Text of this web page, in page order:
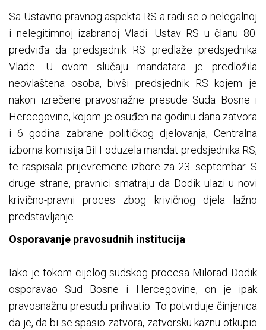
Sa Ustavno-pravnog aspekta RS-a radi se o nelegalnoj
i nelegitimnoj izabranoj Vladi. Ustav RS u članu 80.
predviđa da predsjednik RS predlaže predsjednika
Vlade. U ovom slučaju mandatara je predložila
neovlaštena osoba, bivši predsjednik RS kojem je
nakon izrečene pravosnažne presude Suda Bosne i
Hercegovine, kojom je osuđen na godinu dana zatvora
i 6 godina zabrane političkog djelovanja, Centralna
izborna komisija BiH oduzela mandat predsjednika RS,
te raspisala prijevremene izbore za 23. septembar. S
druge strane, pravnici smatraju da Dodik ulazi u novi
krivično-pravni proces zbog krivičnog djela lažno
predstavljanje.
Osporavanje pravosudnih institucija
Iako je tokom cijelog sudskog procesa Milorad Dodik
osporavao Sud Bosne i Hercegovine, on je ipak
pravosnažnu presudu prihvatio. To potvrđuje činjenica
da je, da bi se spasio zatvora, zatvorsku kaznu otkupio